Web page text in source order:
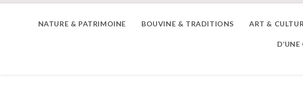
NATURE & PATRIMOINE BOUVINE & TRADITIONS ART &